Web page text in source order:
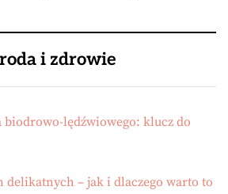
i zdrowie
biodrowo-lędźwiowego: klucz do
delikatnych – jak i dlaczego warto to